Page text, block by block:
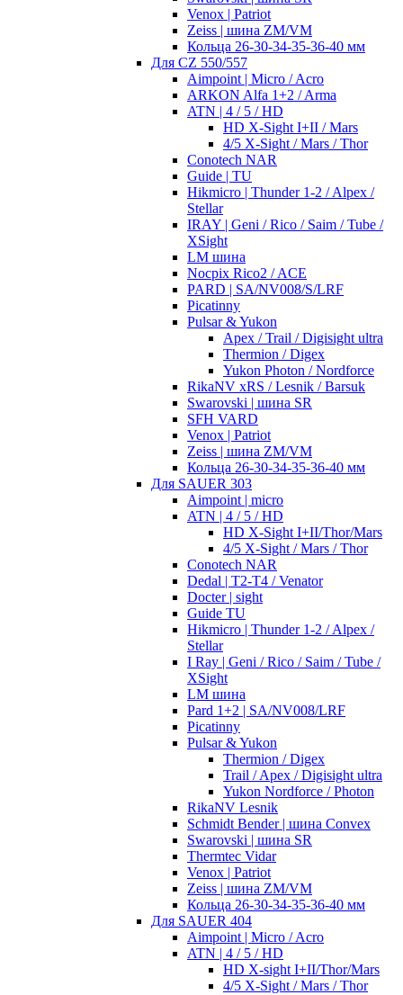
Venox | Patriot
Zeiss | шина ZM/VM
Кольца 26-30-34-35-36-40 мм
Для CZ 550/557
Aimpoint | Micro / Acro
ARKON Alfa 1+2 / Arma
ATN | 4 / 5 / HD
HD X-Sight I+II / Mars
4/5 X-Sight / Mars / Thor
Conotech NAR
Guide | TU
Hikmicro | Thunder 1-2 / Alpex /
Stellar
IRAY | Geni / Rico / Saim / Tube /
XSight
LM шина
Nocpix Rico2 / ACE
PARD | SA/NV008/S/LRF
Picatinny
Pulsar & Yukon
Apex / Trail / Digisight ultra
Thermion / Digex
Yukon Photon / Nordforce
RikaNV xRS / Lesnik / Barsuk
Swarovski | шина SR
SFH VARD
Venox | Patriot
Zeiss | шина ZM/VM
Кольца 26-30-34-35-36-40 мм
Для SAUER 303
Aimpoint | micro
ATN | 4 / 5 / HD
HD X-Sight I+II/Thor/Mars
4/5 X-Sight / Mars / Thor
Conotech NAR
Dedal | T2-T4 / Venator
Docter | sight
Guide TU
Hikmicro | Thunder 1-2 / Alpex /
Stellar
I Ray | Geni / Rico / Saim / Tube /
XSight
LM шина
Pard 1+2 | SA/NV008/LRF
Picatinny
Pulsar & Yukon
Thermion / Digex
Trail / Apex / Digisight ultra
Yukon Nordforce / Photon
RikaNV Lesnik
Schmidt Bender | шина Convex
Swarovski | шина SR
Thermtec Vidar
Venox | Patriot
Zeiss | шина ZM/VM
Кольца 26-30-34-35-36-40 мм
Для SAUER 404
Aimpoint | Micro / Acro
ATN | 4 / 5 / HD
HD X-sight I+II/Thor/Mars
4/5 X-Sight / Mars / Thor